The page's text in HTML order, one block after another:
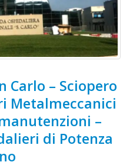
Carlo – Sciopero
Metalmeccanici
–
di Potenza